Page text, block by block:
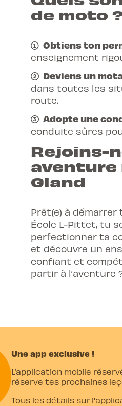
de moto
Obtiens ton
enseignement
Deviens un
dans toutes les
route.
Adopte une
conduite sûres
Rejoins-
aventure
Gland
Prêt(e) à démarrer
École L-Pittet, tu
perfectionner ta
et découvre un
confiant et
partir à l’aventure
Une app exclusive !
L’application mobile
réserve tes prochaines
Tous les détails sur